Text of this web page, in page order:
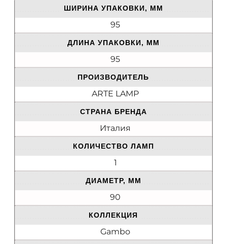
ШИРИНА УПАКОВКИ, ММ
95
ДЛИНА УПАКОВКИ, ММ
95
ПРОИЗВОДИТЕЛЬ
ARTE LAMP
СТРАНА БРЕНДА
Италия
КОЛИЧЕСТВО ЛАМП
1
ДИАМЕТР, ММ
90
КОЛЛЕКЦИЯ
Gambo